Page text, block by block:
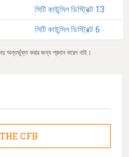
সিটি কাউন্সিল ডিস্ট্রিক্ট 13
সিটি কাউন্সিল ডিস্ট্রিক্ট 6
অন্তর্ভুক্ত করার জন্য প্রদান করেন নাই।
CFB